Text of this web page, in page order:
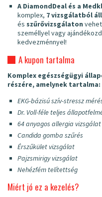
A DiamondDeal és a
komplex, 7 vizsgálatból
és szűrővizsgálaton
személlyel vagy
kedvezménnyel!
A kupon tartalma
Komplex egészségügyi
részére, amelynek tartalma:
EKG-bázisú szív-stressz
Dr. Voll-féle teljes
64 anyagos allergia vizsgálat
Candida gomba szűrés
Érszűkület vizsgálat
Pajzsmirigy vizsgálat
Nehézfém telítettség
Miért jó ez a kezelés?